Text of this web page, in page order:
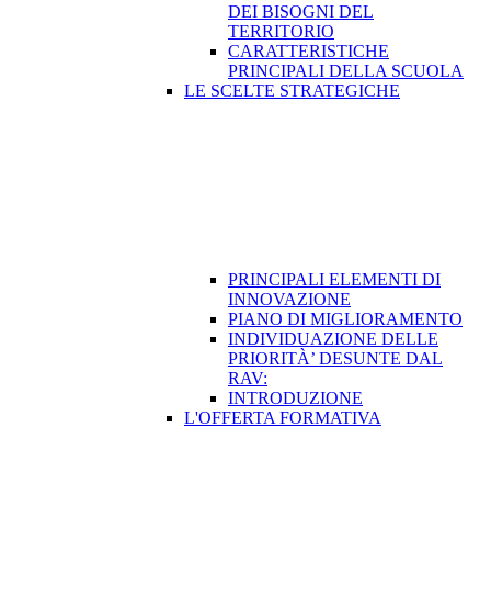
DEI BISOGNI DEL
TERRITORIO
CARATTERISTICHE
PRINCIPALI DELLA SCUOLA
LE SCELTE STRATEGICHE
PRINCIPALI ELEMENTI DI
INNOVAZIONE
PIANO DI MIGLIORAMENTO
INDIVIDUAZIONE DELLE
PRIORITÀ’ DESUNTE DAL
RAV:
INTRODUZIONE
L'OFFERTA FORMATIVA